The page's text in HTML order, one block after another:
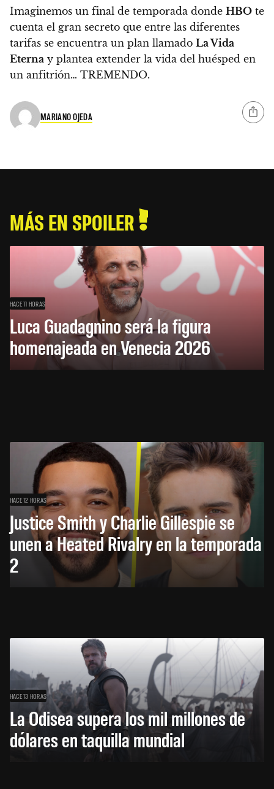
Imaginemos un final de temporada donde HBO te
cuenta el gran secreto que entre las diferentes
tarifas se encuentra un plan llamado La Vida
Eterna y plantea extender la vida del huésped en
un anfitrión… TREMENDO.
MARIANO OJEDA
MÁS EN SPOILER
HACE 11 HORAS
Luca Guadagnino será la figura
homenajeada en Venecia 2026
HACE 12 HORAS
Justice Smith y Charlie Gillespie se
unen a Heated Rivalry en la temporada
2
HACE 13 HORAS
La Odisea supera los mil millones de
dólares en taquilla mundial